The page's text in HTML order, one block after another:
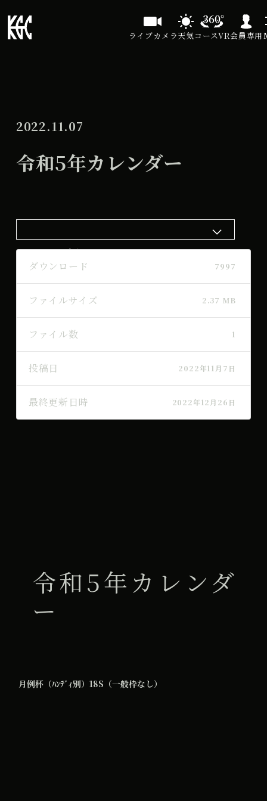
ライブカメラ天気コースVR会員専用
2022.11.07
令和5年カレンダー
ダウンロード
ダウンロード 7997
ファイルサイズ 2.37 MB
ファイル数 1
投稿日 2022年11月7日
最終更新日時 2022年12月26日
令和5年カレンダ
ー
月例杯（ﾊﾝﾃﾞｨ別）18S（一般枠なし）